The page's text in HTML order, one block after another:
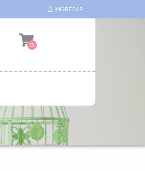
INGRESAR
0